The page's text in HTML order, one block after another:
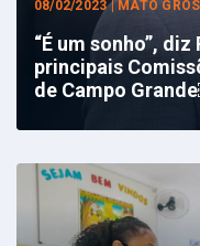
08/02/2023 | MATO
“É um sonho”,
principais
de Campo